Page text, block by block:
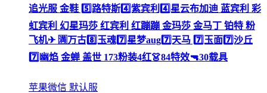
追光服 金鞋 5️⃣路特斯4️⃣紫宾利4️⃣星云布加迪 蓝宾利 彩
虹宾利 幻星玛莎 红宾利 红蹦蹦 金玛莎 金马丁 铂特 粉
飞机✈ 🈵万古8️⃣玉魂7️⃣星梦aug7️⃣天马 7️⃣玉面7️⃣沙丘
7️⃣幽焰 金蝉 盖世 173粉装4红👗84特效🔫30载具
苹果微信 默认服